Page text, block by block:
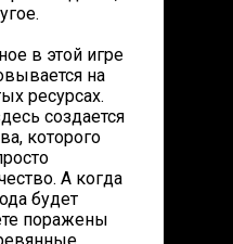
в этой игре
на
ресурсах.
создается
которого
А когда
будет
поражены